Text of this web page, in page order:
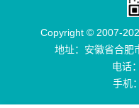
Copyright © 2007-
地址：安徽省合肥
电话
手机